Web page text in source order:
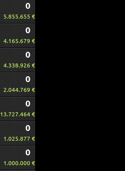
0
5.855.655 €
0
4.165.679 €
0
4.338.926 €
0
2.044.769 €
0
13.727.464 €
0
1.025.877 €
0
1.000.000 €